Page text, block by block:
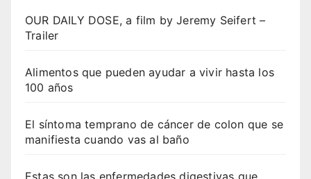
OUR DAILY DOSE, a film by Jeremy Seifert –
Trailer
Alimentos que pueden ayudar a vivir hasta los
100 años
El síntoma temprano de cáncer de colon que se
manifiesta cuando vas al baño
Estas son las enfermedades digestivas que